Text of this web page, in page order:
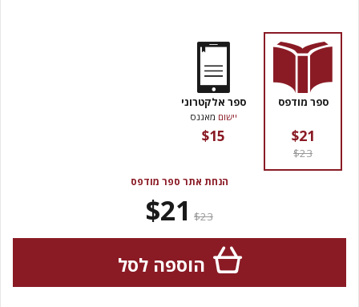
ספר מודפס
$21
$23
ספר אלקטרוני
יישום מאגנס
$15
הנחת אתר ספר מודפס
$23
$21
הוספה לסל